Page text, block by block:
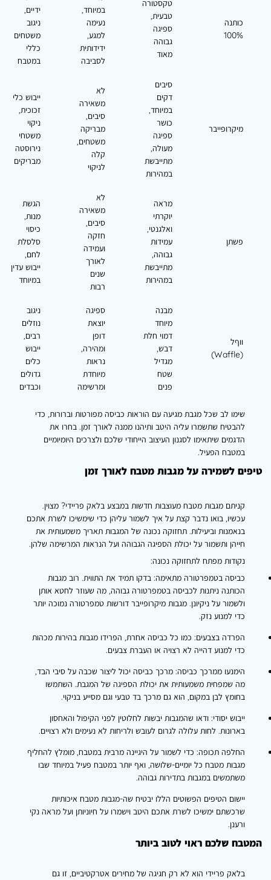
כותנה
100%
טקסטורה
טבעית,
ספיגה
גבוהה
מאוד
במיוחד,
נעימה
למגע,
ידידותית
לסביבה
ידיים,
ניגוב
משטחים
כללי
במטבח
מיקרופייבר
סיבים
דקים
במיוחד,
כושר
ספיגה
מעולה,
מתייבשת
במהירות
לא
משאירה
סיבים,
מבריקה
משטחים,
קלה
לניקוי
ייבוש כלי
זכוכית,
ניקוי
משטחי
נירוסטה
מבריקים
פשתן
מראה
יוקרתי
ואלגנטי,
עמידות
גבוהה,
מתייבשת
במהירות
לא
משאירה
סיבים,
חזקה
ועמידה
לאורך
שנים
רבות
הגשת
מנות,
כיסוי
סלסלת
לחם,
ייבוש עדין
במיוחד
ווףל
מבנה
מיוחד
דמוי חלת
דבש,
מגדיל
שטח
פנים
ספיגה
יוצאת
דופן
ומהירה,
נראות
מיוחדת
ומרשימה
ניגוב
נוזלים
רבים,
ייבוש
כלים
גדולים
וכבדים
שימו לב שכל מגבת מגיעה עם הוראות כביסה מפורטות וברורות, כדי
להבטיח שתשמרו עליה היטב ותיהנו ממנה לאורך זמן. בחרו את
הדגמים שיתאימו לסגנון העיצוב הייחודי שלכם ולצרכים היומיומיים
במטבח הפעיל.
טיפים לשמירה על מגבות מטבח לאורך זמן
קניתםמגבות מטבח מעוצבותחדשות במבצע בלאק פריידי? מצוין.
עכשיו, בואו נדבר קצת על איך לשמור עליהן כדי שימשיכו לשרת אתכם
בנאמנות וביעילות. תחזוקה נכונה של המגבות תאריך משמעותית את
חייהן ותשמור על יכולת הספיגה הגבוהה ועל הנראות המרשימה שלהן.
נקודות מפתח לתחזוקה נכונה:
כביסה בטמפרטורה מתאימה:בדקו תמיד את התווית. רוב מגבות
הכותנה ניתנות לכביסה בטמפרטורה גבוהה, מה שעוזר לחטא אותן
ולשמור על ניקיונן. מגבות מיקרופייבר דורשות טמפרטורה נמוכה יותר
כדי למנוע נזק.
הפרדה בצבעים:כמו כל כביסה אחרת, הפרידו מגבות בהירות מכהות
כדי למנוע דהייה לא רצויה או העברת צבעים.
הימנעו ממרכך כביסה:מרכך כביסה יכול ליצור שכבה על סיבי הבד,
מה שמפחית משמעותית את יכולת הספיגה של המגבת. השתמשו
בחומץ לבן במקום, הוא גם מרכך בד טבעי וגם מסייע בניקוי.
ייבוש יסודי:ודאו שהמגבות יבשות לחלוטין לפני הקיפול והאחסון
בארונות. לחות עלולה לגרום לעובש ולריחות לא נעימים ולא רצויים.
החלפה תכופה:כדי לשמור על היגיינה מרבית במטבח, מומלץ להחליף
מגבות מטבח כל יומיים-שלושה, ואף יותר במטבח פעיל במיוחד שבו
משתמשים במגבות בתדירות גבוהה.
יישום הטיפים הפשוטים הללו יבטיח שה-מגבות מטבח איכותיות
שרכשתם ימשיכו לשרת אתכם היטב וישמרו על חיוניותן ועל מראה נקי
ורענן.
המטבח שלכם ראוי לטוב ביותר
בלאק פריידי הוא לא רק חגיגה של מחירים אטרקטיביים, זו גם